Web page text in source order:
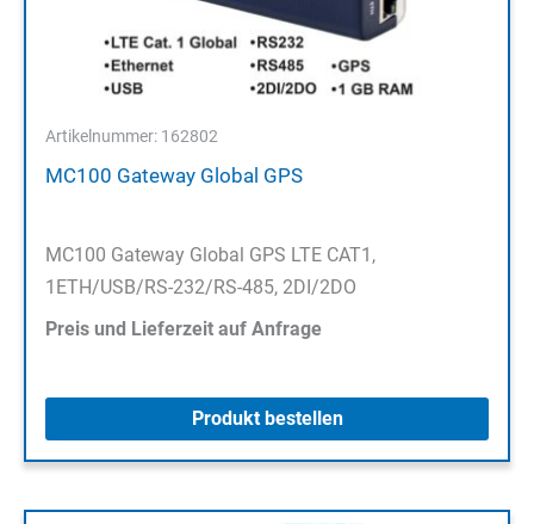
Artikelnummer: 162802
MC100 Gateway Global GPS
MC100 Gateway Global GPS LTE CAT1,
1ETH/USB/RS-232/RS-485, 2DI/2DO
Preis und Lieferzeit auf Anfrage
Produkt bestellen